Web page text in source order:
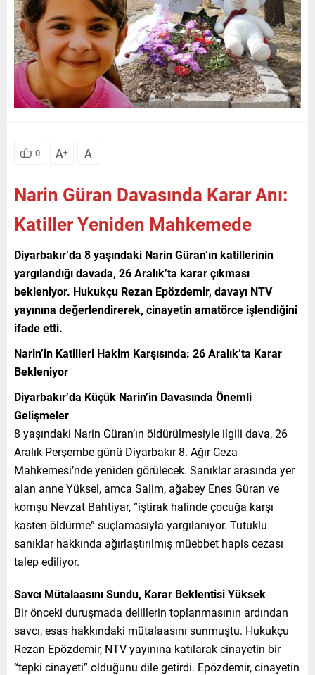
0 A+ A-
Narin Güran Davasında Karar Anı:
Katiller Yeniden Mahkemede
Diyarbakır’da 8 yaşındaki Narin Güran’ın katillerinin
yargılandığı davada, 26 Aralık’ta karar çıkması
bekleniyor. Hukukçu Rezan Epözdemir, davayı NTV
yayınına değerlendirerek, cinayetin amatörce işlendiğini
ifade etti.
Narin’in Katilleri Hakim Karşısında: 26 Aralık’ta Karar
Bekleniyor
Diyarbakır’da Küçük Narin’in Davasında Önemli
Gelişmeler
8 yaşındaki Narin Güran’ın öldürülmesiyle ilgili dava, 26
Aralık Perşembe günü Diyarbakır 8. Ağır Ceza
Mahkemesi’nde yeniden görülecek. Sanıklar arasında yer
alan anne Yüksel, amca Salim, ağabey Enes Güran ve
komşu Nevzat Bahtiyar, “iştirak halinde çocuğa karşı
kasten öldürme” suçlamasıyla yargılanıyor. Tutuklu
sanıklar hakkında ağırlaştırılmış müebbet hapis cezası
talep ediliyor.
Savcı Mütalaasını Sundu, Karar Beklentisi Yüksek
Bir önceki duruşmada delillerin toplanmasının ardından
savcı, esas hakkındaki mütalaasını sunmuştu. Hukukçu
Rezan Epözdemir, NTV yayınına katılarak cinayetin bir
“tepki cinayeti” olduğunu dile getirdi. Epözdemir, cinayetin